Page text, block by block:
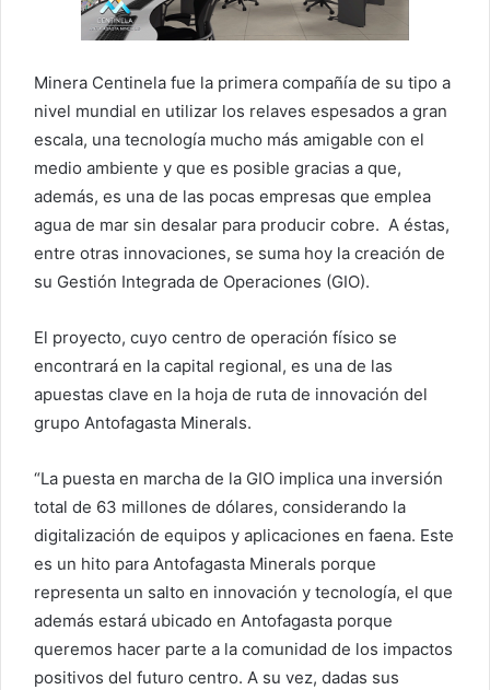
Minera Centinela fue la primera compañía de su tipo a
nivel mundial en utilizar los relaves espesados a gran
escala, una tecnología mucho más amigable con el
medio ambiente y que es posible gracias a que,
además, es una de las pocas empresas que emplea
agua de mar sin desalar para producir cobre. A éstas,
entre otras innovaciones, se suma hoy la creación de
su Gestión Integrada de Operaciones (GIO).
El proyecto, cuyo centro de operación físico se
encontrará en la capital regional, es una de las
apuestas clave en la hoja de ruta de innovación del
grupo Antofagasta Minerals.
“La puesta en marcha de la GIO implica una inversión
total de 63 millones de dólares, considerando la
digitalización de equipos y aplicaciones en faena. Este
es un hito para Antofagasta Minerals porque
representa un salto en innovación y tecnología, el que
además estará ubicado en Antofagasta porque
queremos hacer parte a la comunidad de los impactos
positivos del futuro centro. A su vez, dadas sus